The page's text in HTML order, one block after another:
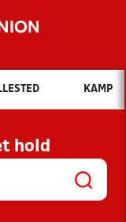
vil du søge efter?
OG NYHEDER
OG
KAMP
hold